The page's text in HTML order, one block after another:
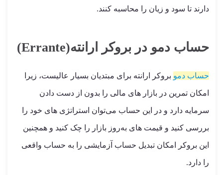
دارند تا سود و زیان را محاسبه کنند.
حساب دمو در بروکر ارانته(Errante)
حساب دمو بروکر ارانته برای مبتدیان بسیار عالیست، زیرا
امکان تمرین در بازار های مالی را بدون از دست دادن
سرمایه دارد و در این حساب می‌توان استراتژی های خود را
بررسی کنید و قیمت های به‌روز بازار را چک کنید و همچنین
این بروکر امکان تبدیل حساب آزمایشی را به حساب واقعی
را دارد.